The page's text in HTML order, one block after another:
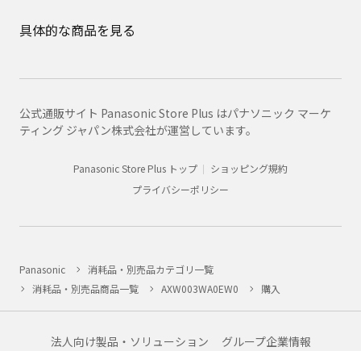
具体的な商品を見る
公式通販サイト Panasonic Store Plus はパナソニック マーケ
ティング ジャパン株式会社が運営しています。
Panasonic Store Plus トップ
ショッピング規約
プライバシーポリシー
Panasonic
消耗品・別売品カテゴリ一覧
消耗品・別売品商品一覧
AXW003WA0EW0 購入
法人向け製品・ソリューション グループ企業情報